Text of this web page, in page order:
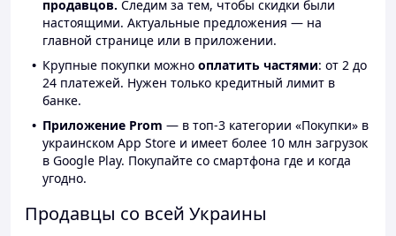
продавцов. Следим за тем, чтобы скидки были
настоящими. Актуальные предложения — на
главной странице или в приложении.
Крупные покупки можно оплатить частями: от 2 до
24 платежей. Нужен только кредитный лимит в
банке.
Приложение Prom — в топ-3 категории «Покупки» в
украинском App Store и имеет более 10 млн загрузок
в Google Play. Покупайте со смартфона где и когда
угодно.
Продавцы со всей Украины